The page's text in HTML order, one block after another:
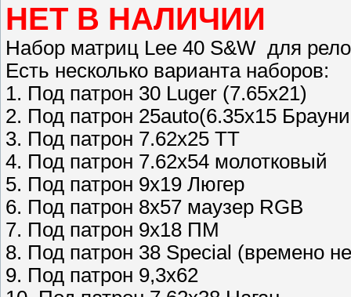
НЕТ В НАЛИЧИИ
Набор матриц Lee 40 S&W для
Есть несколько варианта наборов:
1. Под патрон 30 Luger (7.65х21)
2. Под патрон 25auto(6.35х15
3. Под патрон 7.62х25 ТТ
4. Под патрон 7.62х54 молотковый
5. Под патрон 9х19 Люгер
6. Под патрон 8х57 маузер RGB
7. Под патрон 9х18 ПМ
8. Под патрон 38 Special (времено
9. Под патрон 9,3х62